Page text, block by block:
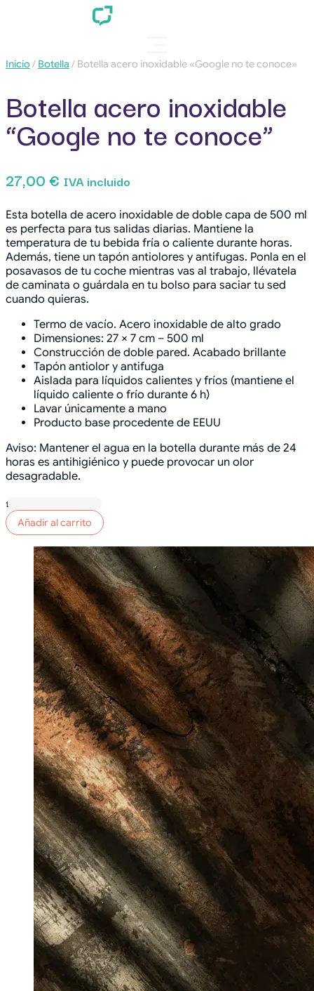
Inicio/ Botella / Botella acero inoxidable «Google no te conoce»
Botella acero inoxidable
“Google no te conoce”
27,00€ IVA incluido
Esta botella de acero inoxidable de doble capa de 500 ml
es perfecta para tus salidas diarias. Mantiene la
temperatura de tu bebida fría o caliente durante horas.
Además, tiene un tapón antiolores y antifugas. Ponla en el
posavasos de tu coche mientras vas al trabajo, llévatela
de caminata o guárdala en tu bolso para saciar tu sed
cuando quieras.
Termo de vacío. Acero inoxidable de alto grado
Dimensiones: 27 × 7 cm – 500 ml
Construcción de doble pared. Acabado brillante
Tapón antiolor y antifuga
Aislada para líquidos calientes y fríos (mantiene el
líquido caliente o frío durante 6 h)
Lavar únicamente a mano
Producto base procedente de EEUU
Aviso: Mantener el agua en la botella durante más de 24
horas es antihigiénico y puede provocar un olor
desagradable.
Botella
acero
inoxidable
conoce"
Añadir al carrito